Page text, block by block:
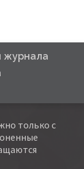
журнала
только с